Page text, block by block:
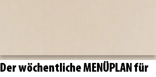
Der wöchentliche MENÜPLAN für